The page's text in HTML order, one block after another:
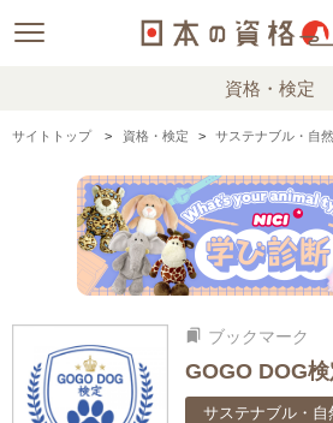
資格・検定
サイトトップ 資格・検定 サステナブル・自
bookmarks ブックマーク
GOGO DOG検
サステナブル・自